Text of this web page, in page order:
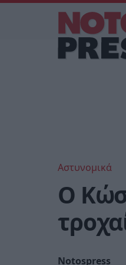
Αστυνομικά
O
Notospress